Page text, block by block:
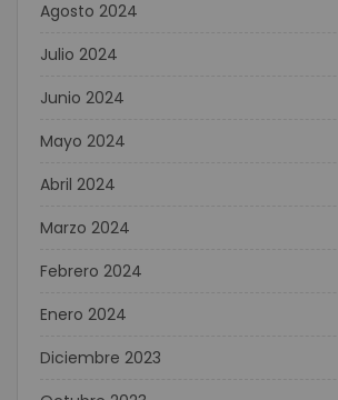
Agosto 2024
Julio 2024
Junio 2024
Mayo 2024
Abril 2024
Marzo 2024
Febrero 2024
Enero 2024
Diciembre 2023